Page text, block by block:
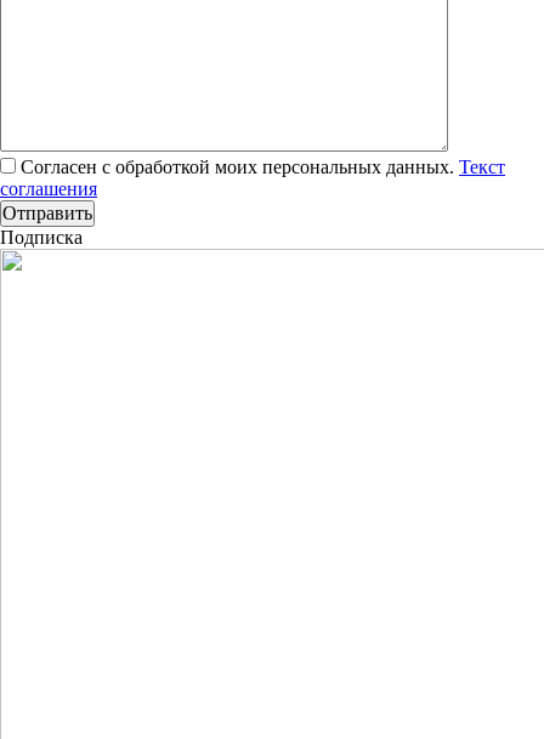
Согласен с обработкой моих персональных данных. Текст
соглашения
Подписка